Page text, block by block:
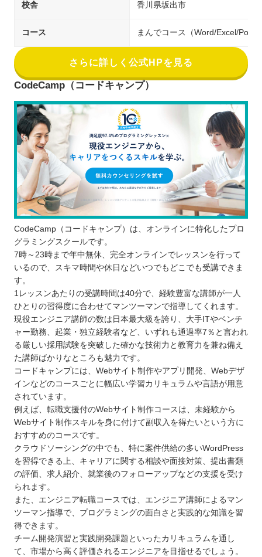
校舎 香川県坂出市
コース まんでコース（Word/Excel/
さらに詳しく公式HPを見る
CodeCamp（コードキャンプ）
CodeCamp（コードキャンプ）は、オンラインに特化したプロ
グラミングスクールです。
7時～23時まで年中無休、完全オンラインでレッスンを行って
いるので、スキマ時間や休日などいつでもどこでも受講できま
す。
1レッスンあたりの受講時間は40分で、経験豊富な講師が一人
ひとりの習得度に合わせてマンツーマンで指導してくれます。
現役エンジニア講師の数は日本最大級を誇り、大手ITやベンチ
ャー勤務、起業・独立経験者など、いずれも通過率7％と言われ
る厳しい採用試験を突破した確かな技術力と教育力を兼ね備え
た講師ばかりなところも魅力です。
コードキャンプには、Webサイト制作やアプリ開発、Webデザ
インなどのコースごとに幅広い学習カリキュラムや言語が用意
されています。
例えば、転職支援付のWebサイト制作コースは、未経験から
Webサイト制作スキルを身に付けて副収入を得たいという方に
おすすめのコースです。
クラウドソーシングの中でも、特に案件供給の多いWordPress
を習得できる上、キャリアに関する相談や面接対策、提出書類
の評価、求人紹介、就業後のフォローアップなどの支援を受け
られます。
また、エンジニア転職コースでは、エンジニア講師によるマン
ツーマン指導で、プログラミングの面白さと実践的な知識を習
得できます。
チーム開発演習と実践開発課題といったカリキュラムを通し
て、市場から高く評価されるエンジニアを目指せるでしょう。